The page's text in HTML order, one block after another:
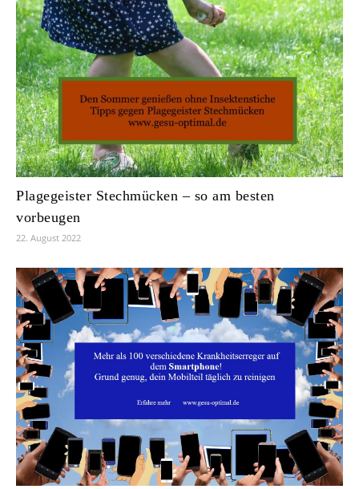
Plagegeister Stechmücken – so am besten
vorbeugen
22. August 2022